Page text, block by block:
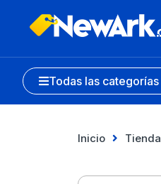
Todas las categorías
Inicio Tienda